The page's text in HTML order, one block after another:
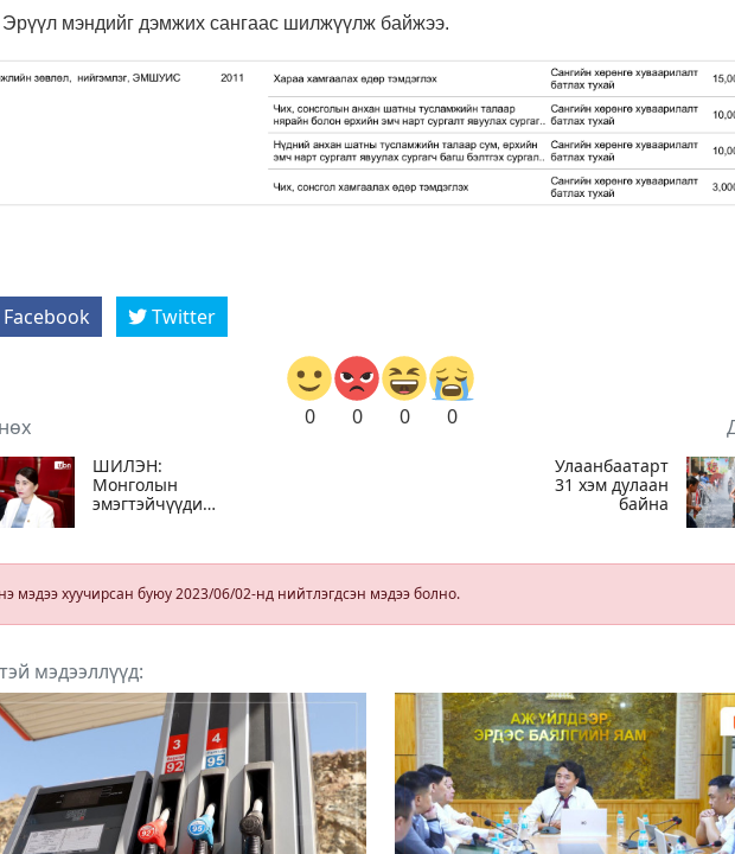
Эрүүл мэндийг дэмжих сангаас шилжүүлж байжээ.
Facebook Twitter
0 0 0 0
ШИЛЭН:
Монголын
эмэгтэйчүүдийн
Монгол
төслийн
66,5 сая төгрөг
авчээ
Улаанбаатарт
31 хэм дулаан
байна
мэдээ хуучирсан буюу 2023/06/02-нд нийтлэгдсэн мэдээ болно.
мэдээллүүд: